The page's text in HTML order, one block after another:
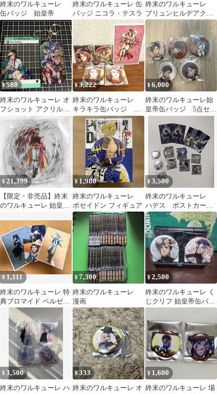
終末のワルキューレ
缶バッジ 始皇帝
終末のワルキューレ 缶
バッジ ニコラ・テスラ
終末のワルキューレ
ブリュンヒルデアクリ
ルブロック
¥580
終末のワルキューレ オ
フショット アクリルカ
ードキーホルダー 零福
¥3,222
終末のワルキューレ
キラキラ缶バッジ 場
面写缶バッジ 特典ブ
ロマイド アポロン
¥6,000
終末のワルキューレ始
皇帝缶バッジ 5点セッ
¥21,399
【限定・非売品】終末
のワルキューレ 始皇帝
メジャパン
¥ 1,980
終末のワルキューレ
ポセイドン フィギュア
¥3,500
終末のワルキューレ
ハデス ポストカー
ド 缶バッジ 13点セ
ット まとめ売り
¥1,111
終末のワルキューレ 特
典ブロマイド ベルゼブ
ブ ニコラ・テスラ
¥7,300
終末のワルキューレ
漫画
¥2,500
終末のワルキューレ く
じクリフ 始皇帝缶バッ
チセット
¥3,500
終末のワルキューレ ハ
¥333
終末のワルキューレ オ
¥ 1,600
終末のワルキューレ 場